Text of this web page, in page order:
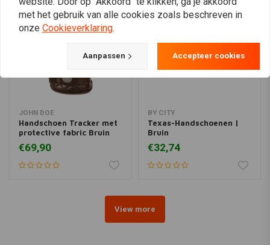
JOHN DOE
Handschoen Tracker met
protective fabric Bruin
€69,90
BY CITY
Texas-Handschoenen |
Bruin
€32,74
View more
met het gebruik van alle cookies zoals beschreven in
onze Cookieverklaring.
Aanpassen Accepteer cookies